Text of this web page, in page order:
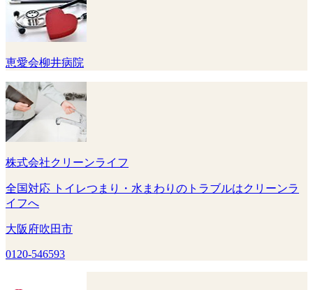
恵愛会柳井病院
株式会社クリーンライフ
全国対応 トイレつまり・水まわりのトラブルはクリーンラ
イフへ
大阪府吹田市
0120-546593